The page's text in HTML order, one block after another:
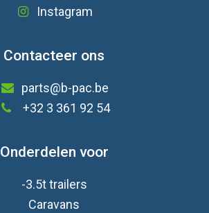
Instagram
Contacteer ons
parts@b-pac.be
+32 3 361 92 54
Onderdelen voor
-3.5t trailers
Caravans